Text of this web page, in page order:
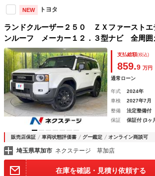
NEW トヨタ
ランドクルーザー２５０ ＺＸファースト
ンルーフ メーカー１２．３型ナビ 全周
ウンド セーフティセンス ダークチェスナ
席中列シートベンチレーション 禁煙車
目１眼ヘッド デジタルミラー
支払総額(税込)
859.9 万円
通常ローン
年式 2024年
車検
2027年7月
整備
法定整備付
保証
保証付 (3ヶ
販売店保証 車両状態評価書 グー鑑定 オンライン商談可
埼玉県草加市 ネクステージ 草加店
在庫を確認・見積り依頼する